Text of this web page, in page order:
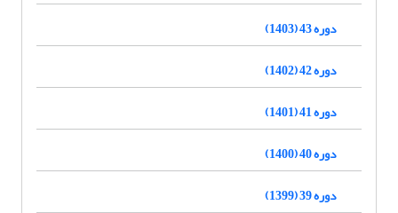
دوره 43 (1403)
دوره 42 (1402)
دوره 41 (1401)
دوره 40 (1400)
دوره 39 (1399)